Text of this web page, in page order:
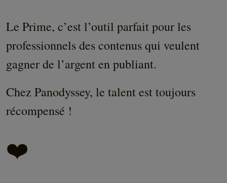
Le Prime, c’est l’outil parfait pour les
professionnels des contenus qui veulent
gagner de l’argent en publiant.
Chez Panodyssey, le talent est toujours
récompensé !
❤️